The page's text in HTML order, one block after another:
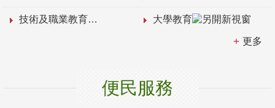
技術及職業教育 大學教育
更多
便民服務